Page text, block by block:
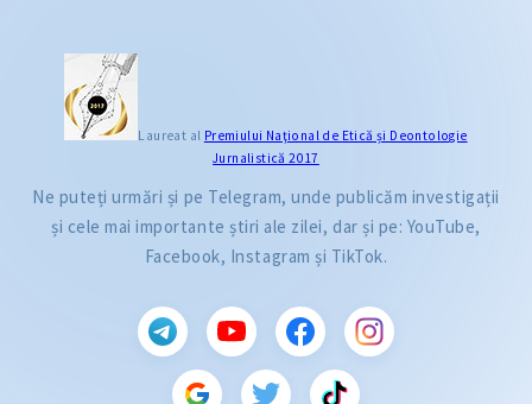
Laureat al Premiului Naţional de Etică și Deontologie
Jurnalistică 2017
Ne puteți urmări și pe Telegram, unde publicăm investigații
și cele mai importante știri ale zilei, dar și pe: YouTube,
Facebook, Instagram și TikTok.